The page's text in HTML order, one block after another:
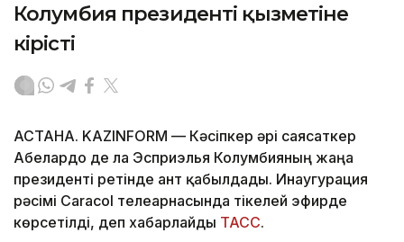
Колумбия президенті қызметіне
кірісті
АСТАНА. KAZINFORM — Кәсіпкер әрі саясаткер
Абелардо де ла Эсприэлья Колумбияның жаңа
президенті ретінде ант қабылдады. Инаугурация
рәсімі Caracol телеарнасында тікелей эфирде
көрсетілді, деп хабарлайды ТАСС.